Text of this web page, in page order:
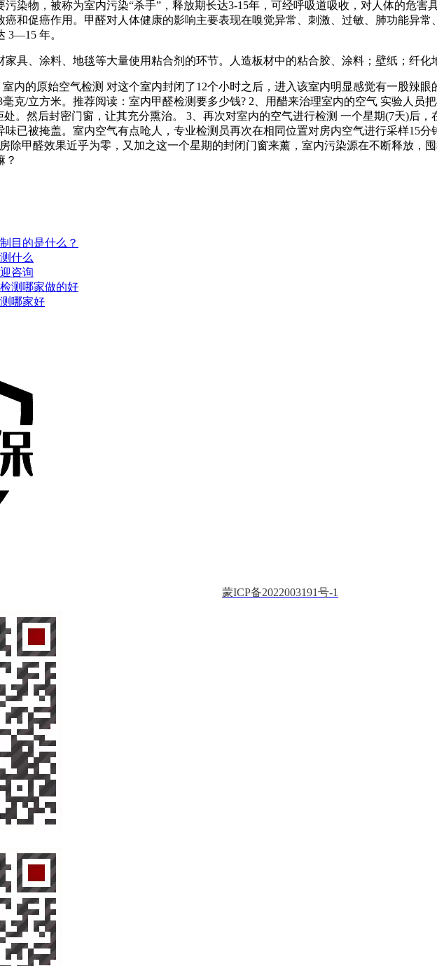
染物，被称为室内污染“杀手”，释放期长达3-15年，可经呼吸道吸收，对人体的危
和促癌作用。甲醛对人体健康的影响主要表现在嗅觉异常、刺激、过敏、肺功能异
3—15 年。
具、涂料、地毯等大量使用粘合剂的环节。人造板材中的粘合胶、涂料；壁纸；纤化
内的原始空气检测 对这个室内封闭了12个小时之后，进入该室内明显感觉有一股辣
克/立方米。推荐阅读：室内甲醛检测要多少钱? 2、用醋来治理室内的空气 实验人员
。然后封密门窗，让其充分熏治。 3、再次对室内的空气进行检测 一个星期(7天)后
已被掩盖。室内空气有点呛人，专业检测员再次在相同位置对房内空气进行采样15
除甲醛效果近乎为零，又加之这一个星期的封闭门窗来薰，室内污染源在不断释放，
？
目的是什么？
什么
咨询
测哪家做的好
哪家好
蒙ICP备2022003191号-1